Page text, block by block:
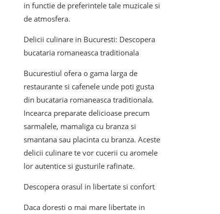
in functie de preferintele tale muzicale si
de atmosfera.
Delicii culinare in Bucuresti: Descopera
bucataria romaneasca traditionala
Bucurestiul ofera o gama larga de
restaurante si cafenele unde poti gusta
din bucataria romaneasca traditionala.
Incearca preparate delicioase precum
sarmalele, mamaliga cu branza si
smantana sau placinta cu branza. Aceste
delicii culinare te vor cucerii cu aromele
lor autentice si gusturile rafinate.
Descopera orasul in libertate si confort
Daca doresti o mai mare libertate in